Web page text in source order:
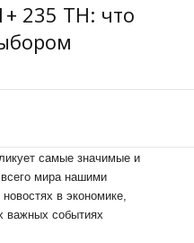
235 TH: что
самые значимые и
мира нашими
в экономике,
важных событиях